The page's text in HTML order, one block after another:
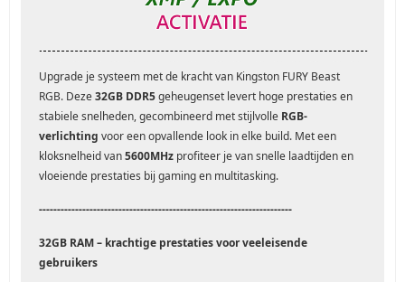
Upgrade je systeem met de kracht van Kingston FURY Beast
RGB. Deze32GB DDR5geheugenset levert hoge prestaties en
stabiele snelheden, gecombineerd met stijlvolle RGB-
verlichting voor een opvallende look in elke build. Met een
kloksnelheid van5600MHz profiteer je van snelle laadtijden en
vloeiende prestaties bij gaming en multitasking.
----------------------------------------------------------------------
32GB RAM – krachtige prestaties voor veeleisende
gebruikers